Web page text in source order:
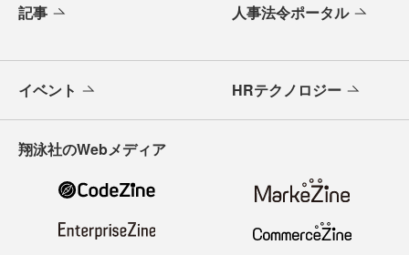
記事 人事法令ポータル
イベント HRテクノロジー
翔泳社のWebメディア